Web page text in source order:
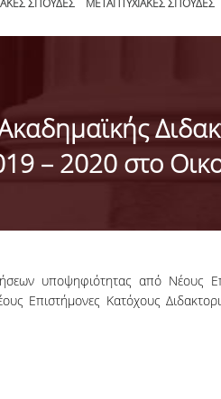
ΣΠΟΥΔΕΣ ΜΕΤΑΠΤΥΧΙΑΚΕΣ ΣΠΟΥΔΕΣ
– 2020 στο
υποψηφιότητας από Νέους
Επιστήμονες Κατόχους